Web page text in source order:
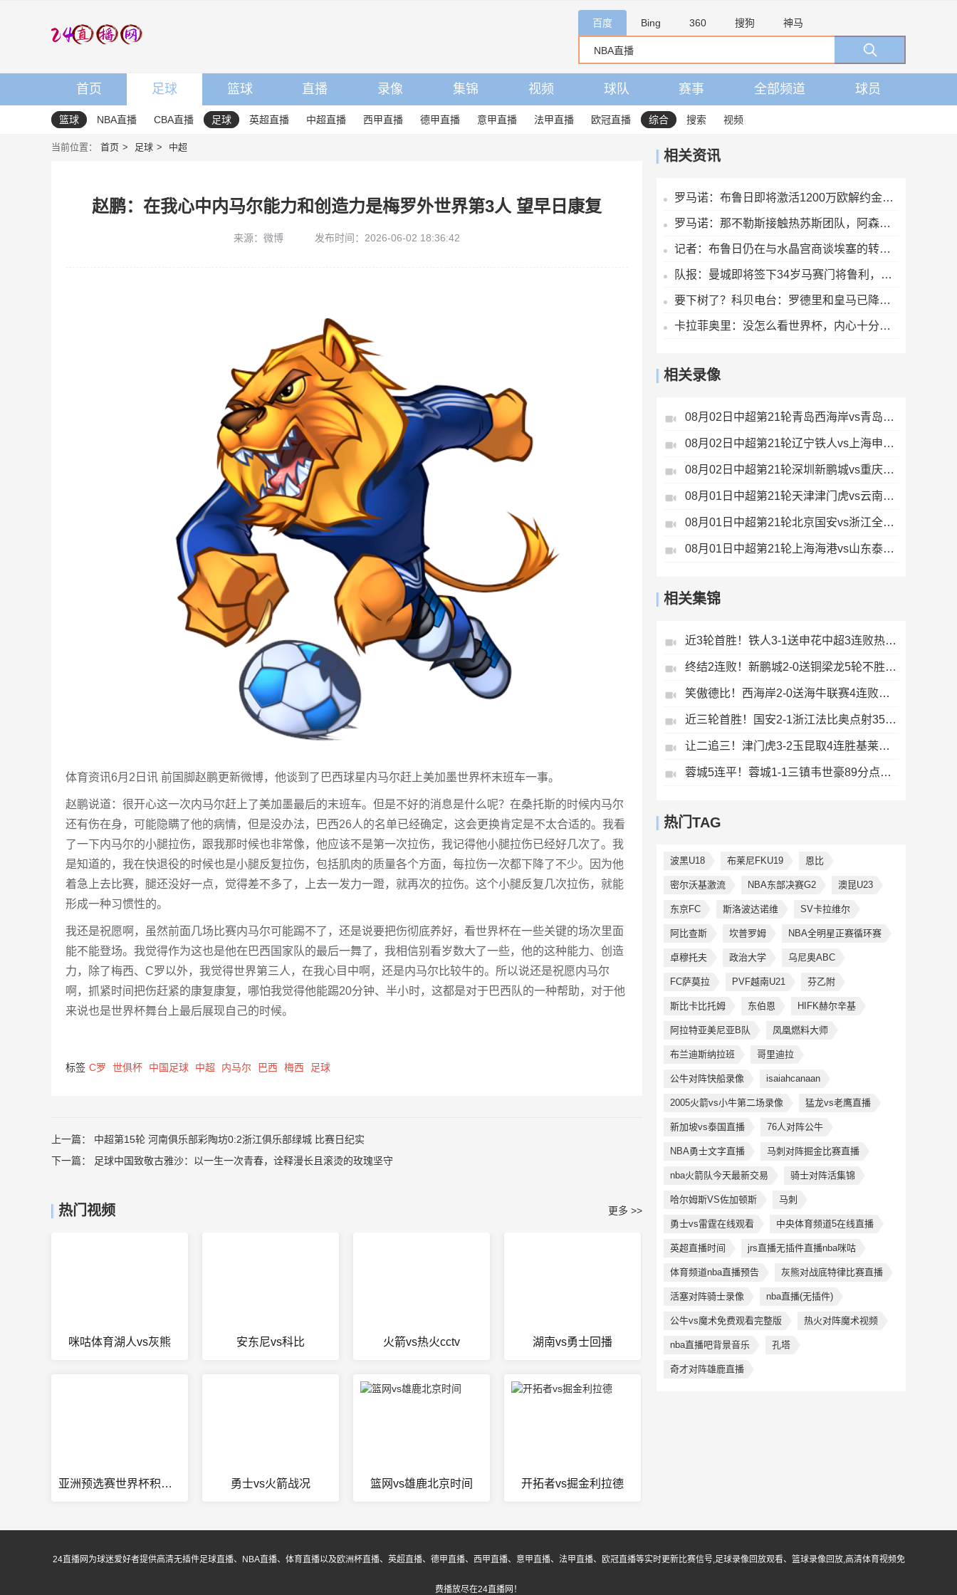
百度 Bing 360 搜狗 神马
首页 足球 篮球 直播 录像 集锦 视频 球队 赛事 全部频道 球员
篮球 NBA直播 CBA直播 足球 英超直播 中超直播 西甲直播 德甲直播 意甲直播 法甲直播 欧冠直播 综合 搜索 视频
当前位置： 首页 足球 中超
赵鹏：在我心中内马尔能力和创造力是梅罗外世界第3人 望早日康复
来源：微博 发布时间：2026-06-02 18:36:42
体育资讯6月2日讯 前国脚赵鹏更新微博，他谈到了巴西球星内马尔赶上美加墨世界杯末班车一事。
赵鹏说道：很开心这一次内马尔赶上了美加墨最后的末班车。但是不好的消息是什么呢？在桑托斯的时候内马尔
还有伤在身，可能隐瞒了他的病情，但是没办法，巴西26人的名单已经确定，这会更换肯定是不太合适的。我看
了一下内马尔的小腿拉伤，跟我那时候也非常像，他应该不是第一次拉伤，我记得他小腿拉伤已经好几次了。我
是知道的，我在快退役的时候也是小腿反复拉伤，包括肌肉的质量各个方面，每拉伤一次都下降了不少。因为他
着急上去比赛，腿还没好一点，觉得差不多了，上去一发力一蹬，就再次的拉伤。这个小腿反复几次拉伤，就能
形成一种习惯性的。
我还是祝愿啊，虽然前面几场比赛内马尔可能踢不了，还是说要把伤彻底养好，看世界杯在一些关键的场次里面
能不能登场。我觉得作为这也是他在巴西国家队的最后一舞了，我相信别看岁数大了一些，他的这种能力、创造
力，除了梅西、C罗以外，我觉得世界第三人，在我心目中啊，还是内马尔比较牛的。所以说还是祝愿内马尔
啊，抓紧时间把伤赶紧的康复康复，哪怕我觉得他能踢20分钟、半小时，这都是对于巴西队的一种帮助，对于他
来说也是世界杯舞台上最后展现自己的时候。
标签 C罗 世俱杯 中国足球 中超 内马尔 巴西 梅西 足球
上一篇： 中超第15轮 河南俱乐部彩陶坊0:2浙江俱乐部绿城 比赛日纪实
下一篇：
足球中国致敬古雅沙：以一生一次青春，诠释漫长且滚烫的玫瑰坚守
热门视频 更多 >>
咪咕体育湖人vs灰熊 安东尼vs科比 火箭vs热火cctv 湖南vs勇士回播
亚洲预选赛世界杯积分榜最新 勇士vs火箭战况 篮网vs雄鹿北京时间 开拓者vs掘金利拉德
相关资讯
罗马诺：布鲁日即将激活1200万欧解约金，签下马略卡前锋比尔希利
罗马诺：那不勒斯接触热苏斯团队，阿森纳只接受永久转会
记者：布鲁日仍在与水晶宫商谈埃塞的转会交易
队报：曼城即将签下34岁马赛门将鲁利，转会费350万欧元
要下树了？科贝电台：罗德里和皇马已降温，巴萨和他达成个人协议
卡拉菲奥里：没怎么看世界杯，内心十分难受，我会把情绪化为动力
相关录像
08月02日中超第21轮青岛西海岸vs青岛海牛全场录像
08月02日中超第21轮辽宁铁人vs上海申花全场录像
08月02日中超第21轮深圳新鹏城vs重庆铜梁龙全场录像
08月01日中超第21轮天津津门虎vs云南玉昆全场录像
08月01日中超第21轮北京国安vs浙江全场录像
08月01日中超第21轮上海海港vs山东泰山全场录像
相关集锦
近3轮首胜！铁人3-1送申花中超3连败热菲尼奥双响邦本宜裕传射
终结2连败！新鹏城2-0送铜梁龙5轮不胜37岁姜至鹏破门韦斯利建功
笑傲德比！西海岸2-0送海牛联赛4连败海牛仍垫底西海岸升至第二
近三轮首胜！国安2-1浙江法比奥点射35岁张稀哲制胜王钰栋送助攻
让二追三！津门虎3-2玉昆取4连胜基莱斯读秒绝杀萨尔瓦多破门
蓉城5连平！蓉城1-1三镇韦世豪89分点射救主费利佩造点李昂破门
热门TAG
波黑U18 布莱尼FKU19 恩比
密尔沃基激流 NBA东部决赛G2 澳昆U23
东京FC 斯洛波达诺维 SV卡拉维尔
阿比查斯 坎普罗姆 NBA全明星正赛循环赛
卓穆托夫 政治大学 乌尼奥ABC
FC萨莫拉 PVF越南U21 芬乙附
斯比卡比托姆 东伯恩 HIFK赫尔辛基
阿拉特亚美尼亚B队 凤凰燃料大师
布兰迪斯纳拉班 哥里迪拉
公牛对阵快船录像 isaiahcanaan
2005火箭vs小牛第二场录像 猛龙vs老鹰直播
新加坡vs泰国直播 76人对阵公牛
NBA勇士文字直播 马刺对阵掘金比赛直播
nba火箭队今天最新交易 骑士对阵活集锦
哈尔姆斯VS佐加顿斯 马刺
勇士vs雷霆在线观看 中央体育频道5在线直播
英超直播时间 jrs直播无插件直播nba咪咕
体育频道nba直播预告 灰熊对战底特律比赛直播
活塞对阵骑士录像 nba直播(无插件)
公牛vs魔术免费观看完整版 热火对阵魔术视频
nba直播吧背景音乐 孔塔
奇才对阵雄鹿直播
24直播网为球迷爱好者提供高清无插件足球直播、NBA直播、体育直播以及欧洲杯直播、英超直播、德甲直播、西甲直播、意甲直播、法甲直播、欧冠直播等实时更新比赛信号,足球录像回放观看、篮球录像回放,高清体育视频免
费播放尽在24直播网！